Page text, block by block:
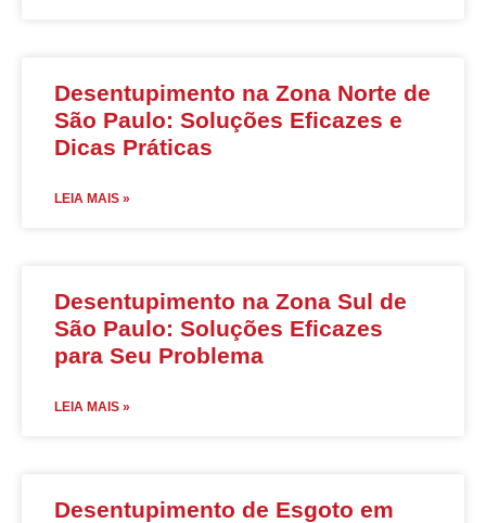
Desentupimento na Zona Norte de
São Paulo: Soluções Eficazes e
Dicas Práticas
LEIA MAIS »
Desentupimento na Zona Sul de
São Paulo: Soluções Eficazes
para Seu Problema
LEIA MAIS »
Desentupimento de Esgoto em